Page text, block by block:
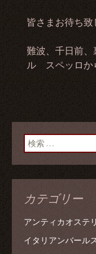
皆さまお待ち
難波、千日前
ル スペッロか
検索:
カテゴリー
アンティカオステ
イタリアンバール